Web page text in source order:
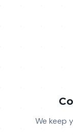
We keep